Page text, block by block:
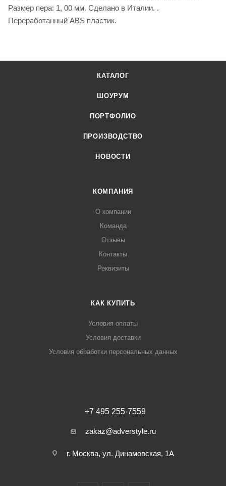
Размер пера: 1, 00 мм. Сделано в Италии. .
Переработанный ABS пластик.
КАТАЛОГ
ШОУРУМ
ПОРТФОЛИО
ПРОИЗВОДСТВО
НОВОСТИ
КОМПАНИЯ
О компании
Команда
Отзывы
Контакты
Реквизиты
КАК КУПИТЬ
Условия оплаты
Условия доставки
Условия обработки персональных данных
+7 495 255-7559
zakaz@adverstyle.ru
г. Москва, ул. Динамовская, 1А